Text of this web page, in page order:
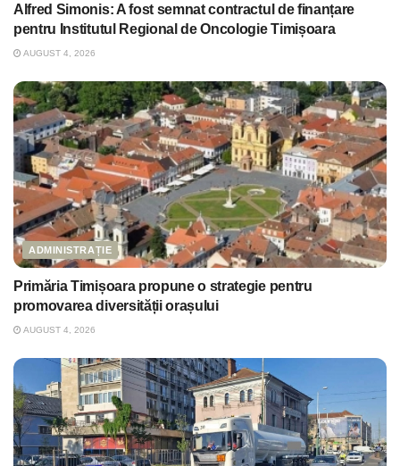
Alfred Simonis: A fost semnat contractul de finanțare
pentru Institutul Regional de Oncologie Timișoara
AUGUST 4, 2026
ADMINISTRAȚIE
Primăria Timișoara propune o strategie pentru
promovarea diversității orașului
AUGUST 4, 2026